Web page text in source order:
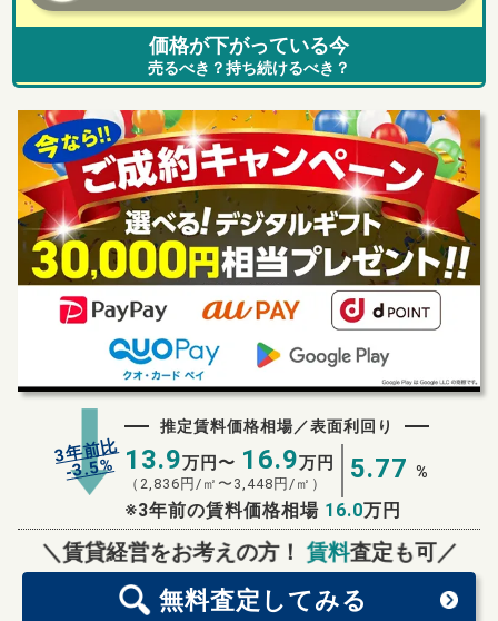
価格が下がっている今
売るべき？持ち続けるべき？
3年前比
-3.5%
推定賃料価格相場／表面利回り
13.9万円〜 16.9万円
（ 2,836 円/㎡〜 3,448 円/㎡） 5.77 %
※3年前の賃料価格相場 16.0万円
＼賃貸経営をお考えの方！賃料査定も可／
無料査定 してみる
無料査定スタート！